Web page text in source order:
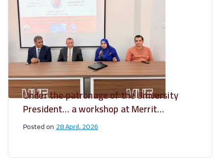
Under the patronage of the University
President… a workshop at Merrit
University on ‘ELISA’ techniques in
advanced medical analyses.
Posted on28 April، 2026